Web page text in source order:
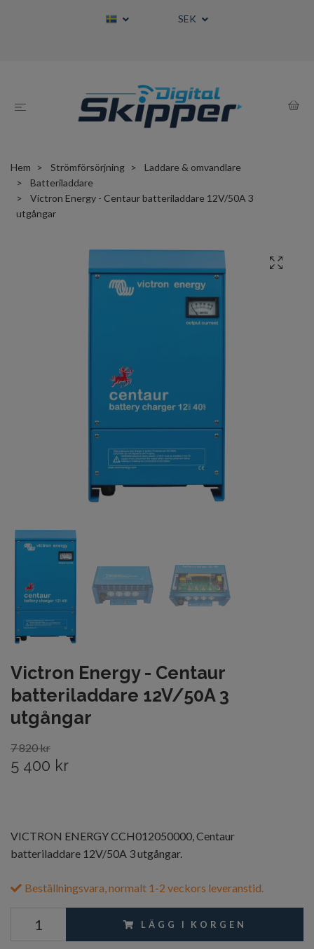
SEK
Hem Strömförsörjning
Laddare & omvandlare
Batteriladdare
Victron Energy - Centaur batteriladdare 12V/50A 3
utgångar
Victron Energy - Centaur
batteriladdare 12V/50A 3
utgångar
7 820 kr
5 400 kr
VICTRON ENERGY CCH012050000, Centaur
batteriladdare 12V/50A 3 utgångar.
Beställningsvara, normalt 1-2 veckors leveranstid.
LÄGG I KORGEN